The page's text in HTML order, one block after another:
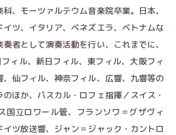
、モーツァルテウム音楽院卒業。日本、
ツ、イタリア、ベネズエラ、ベトナムな
者として演奏活動を行い、これまでに、
ィル、新日フィル、東フィル、大阪フィ
仙フィル、神奈フィル、広響、九響等の
ほか、パスカル・ロフェ指揮／スイス・
国立ロワール管、フランソワ＝グザヴィ
イツ放送響、ジャン＝ジャック・カントロ